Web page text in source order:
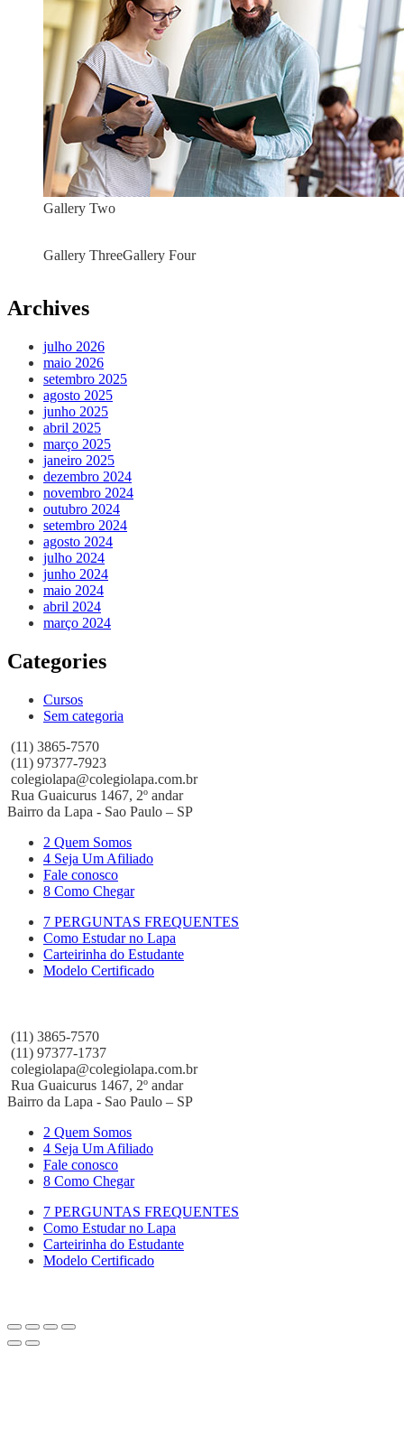
Gallery Two
Gallery ThreeGallery Four
Archives
julho 2026
maio 2026
setembro 2025
agosto 2025
junho 2025
abril 2025
março 2025
janeiro 2025
dezembro 2024
novembro 2024
outubro 2024
setembro 2024
agosto 2024
julho 2024
junho 2024
maio 2024
abril 2024
março 2024
Categories
Cursos
Sem categoria
(11) 3865-7570
(11) 97377-7923
colegiolapa@colegiolapa.com.br
Rua Guaicurus 1467, 2º andar
Bairro da Lapa - Sao Paulo – SP
2 Quem Somos
4 Seja Um Afiliado
Fale conosco
8 Como Chegar
7 PERGUNTAS FREQUENTES
Como Estudar no Lapa
Carteirinha do Estudante
Modelo Certificado
(11) 3865-7570
(11) 97377-1737
colegiolapa@colegiolapa.com.br
Rua Guaicurus 1467, 2º andar
Bairro da Lapa - Sao Paulo – SP
2 Quem Somos
4 Seja Um Afiliado
Fale conosco
8 Como Chegar
7 PERGUNTAS FREQUENTES
Como Estudar no Lapa
Carteirinha do Estudante
Modelo Certificado